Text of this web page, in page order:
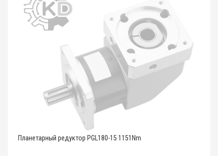
Планетарный редуктор PGL180-15 1151Nm